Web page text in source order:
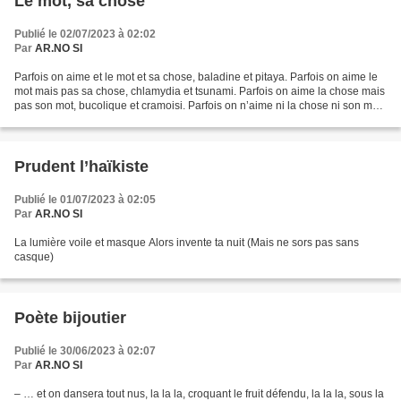
Publié le 02/07/2023 à 02:02
Par AR.NO SI
Parfois on aime et le mot et sa chose, baladine et pitaya. Parfois on aime le
mot mais pas sa chose, chlamydia et tsunami. Parfois on aime la chose mais
pas son mot, bucolique et cramoisi. Parfois on n’aime ni la chose ni son mot :
Prudent l’haïkiste
Publié le 01/07/2023 à 02:05
Par AR.NO SI
La lumière voile et masque Alors invente ta nuit (Mais ne sors pas sans
casque)
Poète bijoutier
Publié le 30/06/2023 à 02:07
Par AR.NO SI
– … et on dansera tout nus, la la la, croquant le fruit défendu, la la la, sous la